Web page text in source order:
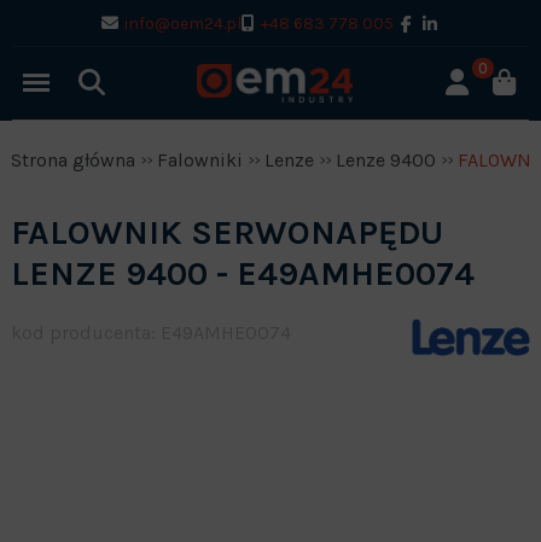
info@oem24.pl +48 683 778 005
0
Strona główna Falowniki Lenze Lenze 9400
FALOWNIK SERWONAPĘDU
LENZE 9400 - E49AMHE0074